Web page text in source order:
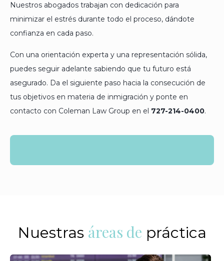
Nuestros abogados trabajan con dedicación para
minimizar el estrés durante todo el proceso, dándote
confianza en cada paso.
Con una orientación experta y una representación sólida,
puedes seguir adelante sabiendo que tu futuro está
asegurado. Da el siguiente paso hacia la consecución de
tus objetivos en materia de inmigración y ponte en
contacto con Coleman Law Group en el 727-214-0400.
Nuestras áreas de práctica